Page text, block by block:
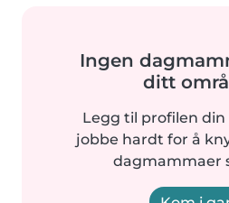
Ingen
ditt
Legg til profilen din
jobbe hardt for å
dagmammaer